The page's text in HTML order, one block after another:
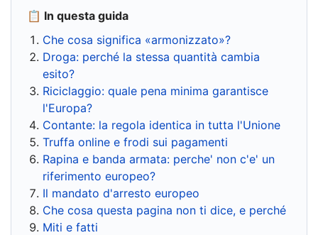
📋 In questa guida
Che cosa significa «armonizzato»?
Droga: perché la stessa quantità cambia
esito?
Riciclaggio: quale pena minima garantisce
l'Europa?
Contante: la regola identica in tutta l'Unione
Truffa online e frodi sui pagamenti
Rapina e banda armata: perche' non c'e' un
riferimento europeo?
Il mandato d'arresto europeo
Che cosa questa pagina non ti dice, e perché
Miti e fatti